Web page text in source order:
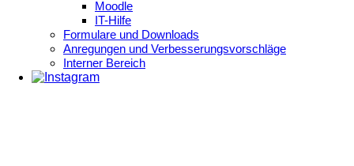
Moodle
IT-Hilfe
Formulare und Downloads
Anregungen und Verbesserungsvorschläge
Interner Bereich